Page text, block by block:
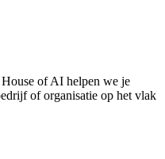
of AI helpen we je
of organisatie op het vlak